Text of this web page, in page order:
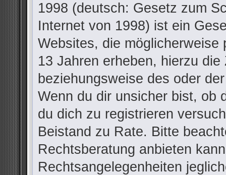
1998 (deutsch: Gesetz zum
Internet von 1998) ist ein
Websites, die
13 Jahren erheben, hierzu
beziehungsweise des oder
Wenn du dir unsicher bist, ob
du dich zu registrieren
Beistand zu Rate. Bitte
Rechtsberatung anbieten
Rechtsangelegenheiten